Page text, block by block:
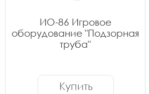
ИО-86 Игровое
оборудование "Подзорная
труба"
Купить